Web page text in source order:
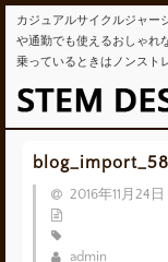
カジュアルサイクルジャー
や通勤でも使えるおしゃれ
乗っているときはノンスト
2016年11月24日
admin